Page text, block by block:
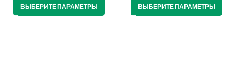
ВЫБЕРИТЕ ПАРАМЕТРЫ ВЫБЕРИТЕ ПАРАМЕТРЫ